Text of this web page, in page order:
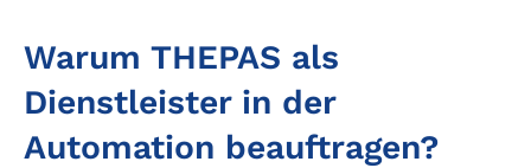
Warum THEPAS als
Dienstleister in der
Automation beauftragen?